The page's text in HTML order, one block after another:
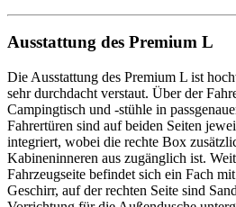
Ausstattung des Premium L
Die Ausstattung des Premium L ist
sehr durchdacht verstaut. Über der
Campingtisch und -stühle in
Fahrertüren sind auf beiden Seiten
integriert, wobei die rechte Box
Kabineninneren aus zugänglich ist.
Fahrzeugseite befindet sich ein Fach
Geschirr, auf der rechten Seite sind